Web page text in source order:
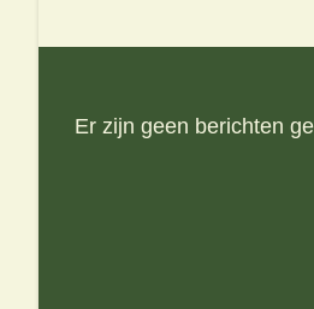
Er zijn geen berichten